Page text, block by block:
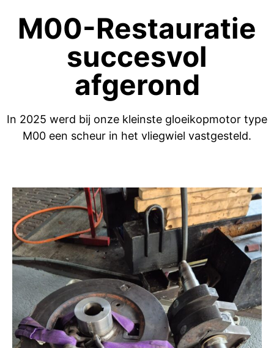
M00-Restauratie
succesvol
afgerond
In 2025 werd bij onze kleinste gloeikopmotor type
M00 een scheur in het vliegwiel vastgesteld.